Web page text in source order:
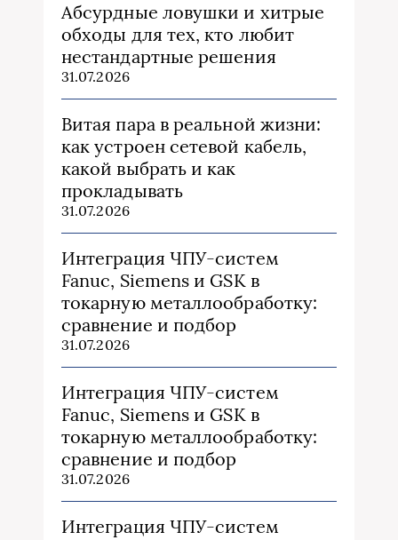
Абсурдные ловушки и хитрые
обходы для тех, кто любит
нестандартные решения
31.07.2026
Витая пара в реальной жизни:
как устроен сетевой кабель,
какой выбрать и как
прокладывать
31.07.2026
Интеграция ЧПУ-систем
Fanuc, Siemens и GSK в
токарную металлообработку:
сравнение и подбор
31.07.2026
Интеграция ЧПУ-систем
Fanuc, Siemens и GSK в
токарную металлообработку:
сравнение и подбор
31.07.2026
Интеграция ЧПУ-систем